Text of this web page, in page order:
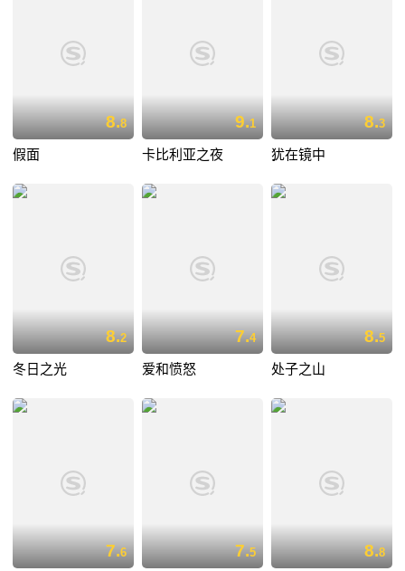
8.8
假面
9.1
卡比利亚之夜
8.3
犹在镜中
8.2
冬日之光
7.4
爱和愤怒
8.5
处子之山
7.6 7.5 8.8